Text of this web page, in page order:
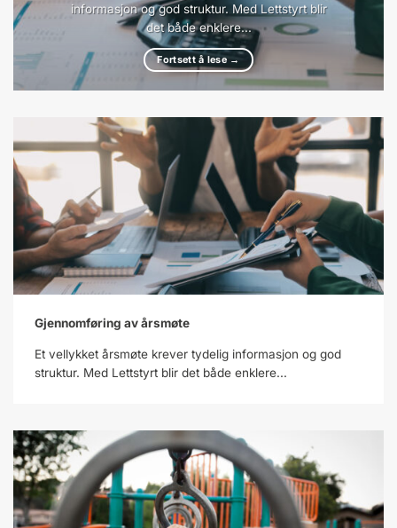
informasjon og god struktur. Med Lettstyrt blir
det både enklere...
Fortsett å lese →
Gjennomføring av årsmøte
Et vellykket årsmøte krever tydelig informasjon og god
struktur. Med Lettstyrt blir det både enklere...